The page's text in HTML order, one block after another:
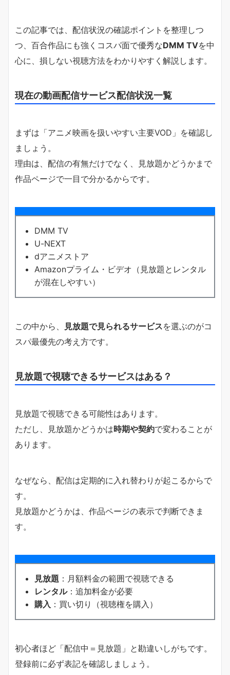
この記事では、配信状況の確認ポイントを整理しつ
つ、百合作品にも強くコスパ面で優秀なDMM TVを中
心に、損しない視聴方法をわかりやすく解説します。
現在の動画配信サービス配信状況一覧
まずは「アニメ映画を扱いやすい主要VOD」を確認し
ましょう。
理由は、配信の有無だけでなく、見放題かどうかまで
作品ページで一目で分かるからです。
DMM TV
U-NEXT
dアニメストア
Amazonプライム・ビデオ（見放題とレンタル
が混在しやすい）
この中から、 見放題で見られるサービスを選ぶのがコ
スパ最優先の考え方です。
見放題で視聴できるサービスはある？
見放題で視聴できる可能性はあります。
ただし、見放題かどうかは時期や契約で変わることが
あります。
なぜなら、配信は定期的に入れ替わりが起こるからで
す。
見放題かどうかは、作品ページの表示で判断できま
す。
見放題 ：月額料金の範囲で視聴できる
レンタル：追加料金が必要
購入 ：買い切り（視聴権を購入）
初心者ほど「配信中＝見放題」と勘違いしがちです。
登録前に必ず表記を確認しましょう。